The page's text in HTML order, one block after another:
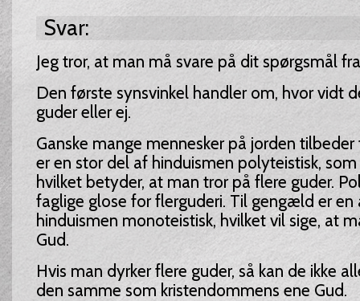
Svar:
Jeg tror, at man må svare på dit spørgsmål
Den første synsvinkel handler om, hvor vidt
guder eller ej.
Ganske mange mennesker på jorden tilbeder
er en stor del af hinduismen polyteistisk,
hvilket betyder, at man tror på flere guder.
faglige glose for flerguderi. Til gengæld er en
hinduismen monoteistisk, hvilket vil sige, at
Gud.
Hvis man dyrker flere guder, så kan de ikke
den samme som kristendommens ene Gud.